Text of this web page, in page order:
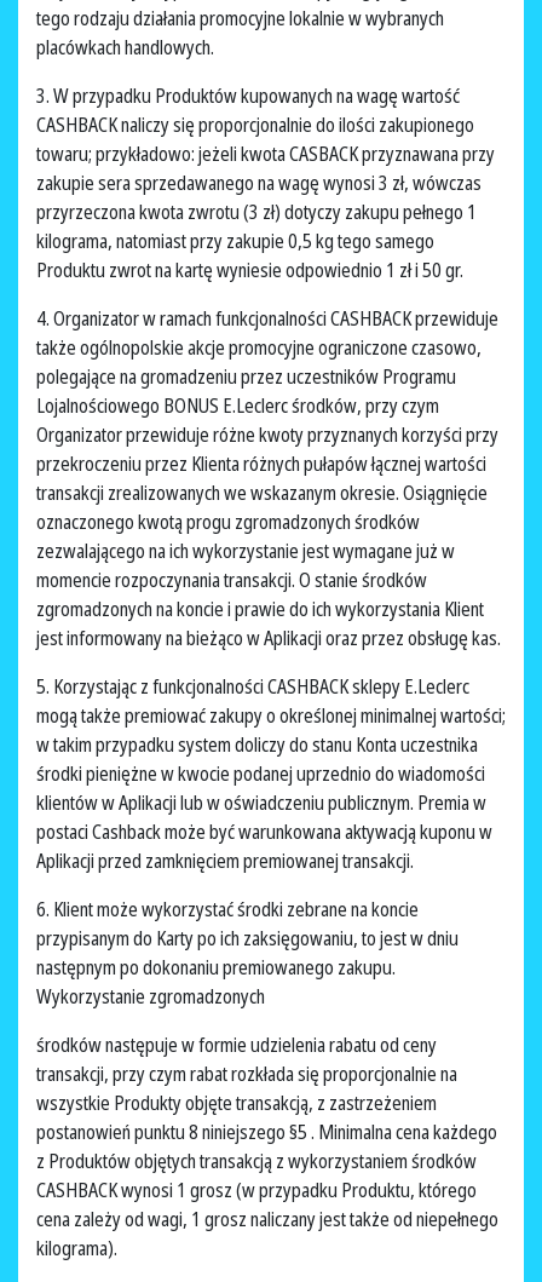
tego rodzaju działania promocyjne lokalnie w wybranych
placówkach handlowych.
3. W przypadku Produktów kupowanych na wagę wartość
CASHBACK naliczy się proporcjonalnie do ilości zakupionego
towaru; przykładowo: jeżeli kwota CASBACK przyznawana przy
zakupie sera sprzedawanego na wagę wynosi 3 zł, wówczas
przyrzeczona kwota zwrotu (3 zł) dotyczy zakupu pełnego 1
kilograma, natomiast przy zakupie 0,5 kg tego samego
Produktu zwrot na kartę wyniesie odpowiednio 1 zł i 50 gr.
4. Organizator w ramach funkcjonalności CASHBACK przewiduje
także ogólnopolskie akcje promocyjne ograniczone czasowo,
polegające na gromadzeniu przez uczestników Programu
Lojalnościowego BONUS E.Leclerc środków, przy czym
Organizator przewiduje różne kwoty przyznanych korzyści przy
przekroczeniu przez Klienta różnych pułapów łącznej wartości
transakcji zrealizowanych we wskazanym okresie. Osiągnięcie
oznaczonego kwotą progu zgromadzonych środków
zezwalającego na ich wykorzystanie jest wymagane już w
momencie rozpoczynania transakcji. O stanie środków
zgromadzonych na koncie i prawie do ich wykorzystania Klient
jest informowany na bieżąco w Aplikacji oraz przez obsługę kas.
5. Korzystając z funkcjonalności CASHBACK sklepy E.Leclerc
mogą także premiować zakupy o określonej minimalnej wartości;
w takim przypadku system doliczy do stanu Konta uczestnika
środki pieniężne w kwocie podanej uprzednio do wiadomości
klientów w Aplikacji lub w oświadczeniu publicznym. Premia w
postaci Cashback może być warunkowana aktywacją kuponu w
Aplikacji przed zamknięciem premiowanej transakcji.
6. Klient może wykorzystać środki zebrane na koncie
przypisanym do Karty po ich zaksięgowaniu, to jest w dniu
następnym po dokonaniu premiowanego zakupu.
Wykorzystanie zgromadzonych
środków następuje w formie udzielenia rabatu od ceny
transakcji, przy czym rabat rozkłada się proporcjonalnie na
wszystkie Produkty objęte transakcją, z zastrzeżeniem
postanowień punktu 8 niniejszego §5 . Minimalna cena każdego
z Produktów objętych transakcją z wykorzystaniem środków
CASHBACK wynosi 1 grosz (w przypadku Produktu, którego
cena zależy od wagi, 1 grosz naliczany jest także od niepełnego
kilograma).